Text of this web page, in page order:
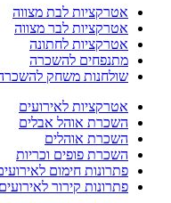
אטרקציות לבת מצווה
אטרקציות לבר מצווה
אטרקציות לחתונה
מתנפחים להשכרה
שולחנות משחק להשכרה
אטרקציות לאירועים
השכרת אוהל אבלים
השכרת אוהלים
השכרת פופים וכריות
פתרונות חימום לאירועים
פתרונות קירור לאירועים